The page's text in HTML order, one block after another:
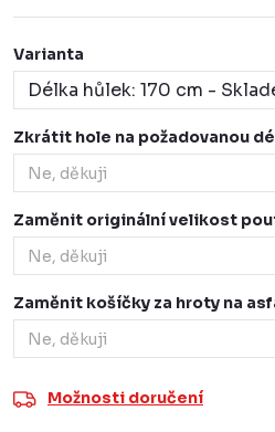
Varianta
Zkrátit hole na požadovanou
Zaměnit originální velikost
Zaměnit košíčky za hroty na
Možnosti doručení